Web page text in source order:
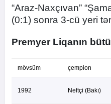
“Araz-Naxçıvan”
(0:1) sonra 3-cü yeri
Premyer Liqanın
mövsüm çempion
1992 Neftçi (Bakı)